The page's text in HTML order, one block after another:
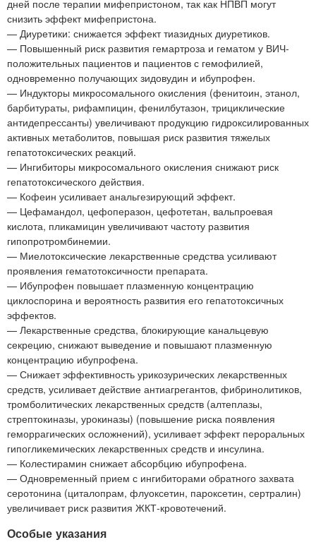
дней после терапии мифепристоном, так как НПВП могут
снизить эффект мифепристона.
— Диуретики: снижается эффект тиазидных диуретиков.
— Повышенный риск развития гемартроза и гематом у ВИЧ-
положительных пациентов и пациентов с гемофилией,
одновременно получающих зидовудин и ибупрофен.
— Индукторы микросомального окисления (фенитоин, этанол,
барбитураты, рифампицин, фенилбутазон, трициклические
антидепрессанты) увеличивают продукцию гидроксилированных
активных метаболитов, повышая риск развития тяжелых
гепатотоксических реакций.
— Ингибиторы микросомального окисления снижают риск
гепатотоксического действия.
— Кофеин усиливает анальгезирующий эффект.
— Цефамандол, цефоперазон, цефотетан, вальпроевая
кислота, пликамицин увеличивают частоту развития
гипопротромбинемии.
— Миелотоксические лекарственные средства усиливают
проявления гематотоксичности препарата.
— Ибупрофен повышает плазменную концентрацию
циклоспорина и вероятность развития его гепатотоксичных
эффектов.
— Лекарственные средства, блокирующие канальцевую
секрецию, снижают выведение и повышают плазменную
концентрацию ибупрофена.
— Снижает эффективность урикозурических лекарственных
средств, усиливает действие антиагрегантов, фибринолитиков,
тромболитических лекарственных средств (алтеплазы,
стрептокиназы, урокиназы) (повышение риска появления
геморрагических осложнений), усиливает эффект пероральных
гипогликемических лекарственных средств и инсулина.
— Колестирамин снижает абсорбцию ибупрофена.
— Одновременный прием с ингибиторами обратного захвата
серотонина (циталопрам, флуоксетин, пароксетин, сертралин)
увеличивает риск развития ЖКТ-кровотечений.
Особые указания